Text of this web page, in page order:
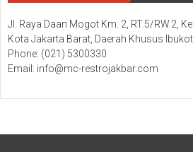
Jl. Raya Daan Mogot Km. 2, RT.5/RW.2,
Kota Jakarta Barat, Daerah Khusus
Phone: (021) 5300330
Email: info@mc-restrojakbar.com